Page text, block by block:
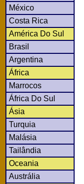
México
Costa Rica
América Do Sul
Brasil
Argentina
África
Marrocos
África Do Sul
Ásia
Turquia
Malásia
Tailândia
Oceania
Austrália